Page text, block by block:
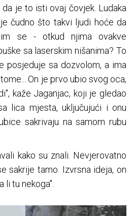
je to isti ovaj čovjek. Ludaka
čudno što takvi ljudi hoće da
se - otkud njima ovakve
sa laserskim nišanima? To
posjeduje sa dozvolom, a ima
On je prvo ubio svog oca,
kaže Jaganjac, koji je gledao
lica mjesta, uključujući i onu
sakrivaju na samom rubu
kako su znali. Nevjerovatno
sakrije tamo. Izvrsna ideja, on
li tu nekoga".